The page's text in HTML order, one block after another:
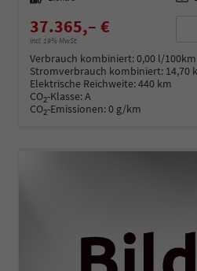
37.365,– €
incl. 19% MwSt.
Verbrauch kombiniert:0,00 l/100km
Stromverbrauch kombiniert: 14,70
Elektrische Reichweite:440 km
CO2-Klasse:A
CO2-Emissionen:0 g/km